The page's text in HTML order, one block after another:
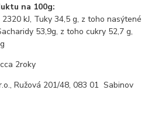
na 100g:
kJ, Tuky 34,5 g, z toho nasýtené
53,9g, z toho cukry 52,7 g,
2roky
Ružová 201/48, 083 01 Sabinov